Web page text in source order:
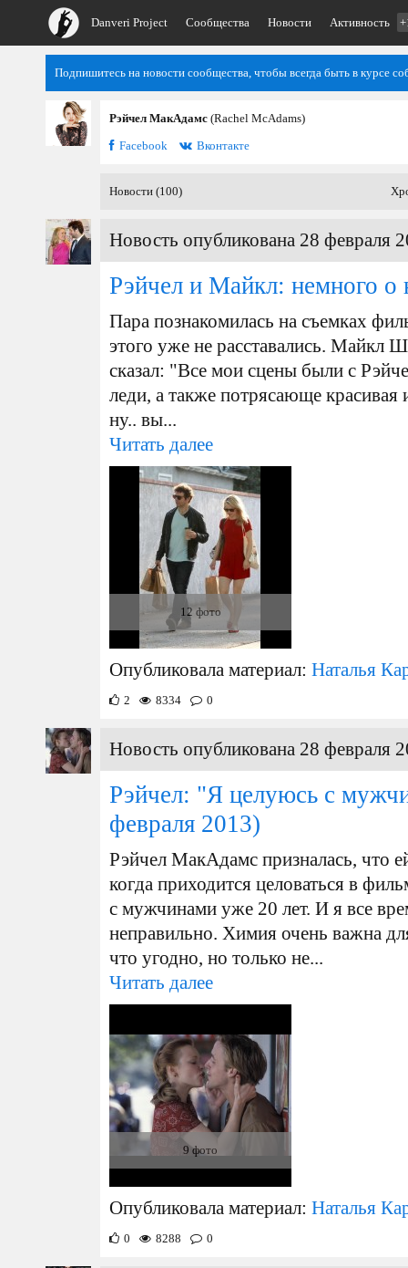
Danveri Project Сообщества Новости Активность
Подпишитесь на новости сообщества, чтобы всегда быть в курсе
Рэйчел МакАдамс (Rachel McAdams)
Facebook
Вконтакте
Новости (100)
Новость опубликована 28 февраля
Рэйчел и Майкл: немного о
Пара познакомилась на съемках
этого уже не расставались. Майкл
сказал: "Все мои сцены были с
леди, а также потрясающе красивая
ну.. вы...
Читать далее
12 фото
Опубликовала материал: Наталья
2 8334 0
Новость опубликована 28 февраля
Рэйчел: "Я целуюсь с
февраля 2013)
Рэйчел МакАдамс призналась, что
когда приходится целоваться в
с мужчинами уже 20 лет. И я все
неправильно. Химия очень важна
что угодно, но только не...
Читать далее
9 фото
Опубликовала материал: Наталья
0 8288 0